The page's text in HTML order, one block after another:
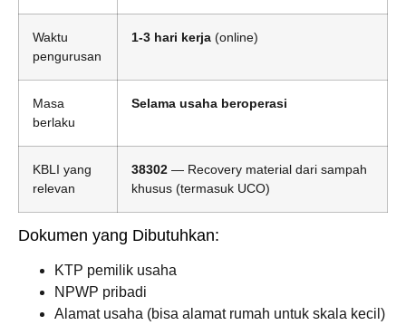
Waktu
pengurusan
1-3 hari kerja (online)
Masa
berlaku
Selama usaha beroperasi
KBLI yang
relevan
38302 — Recovery material dari sampah
khusus (termasuk UCO)
Dokumen yang Dibutuhkan:
KTP pemilik usaha
NPWP pribadi
Alamat usaha (bisa alamat rumah untuk skala kecil)